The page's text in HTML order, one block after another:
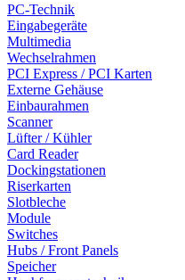
PC-Technik
Eingabegeräte
Multimedia
Wechselrahmen
PCI Express / PCI Karten
Externe Gehäuse
Einbaurahmen
Scanner
Lüfter / Kühler
Card Reader
Dockingstationen
Riserkarten
Slotbleche
Module
Switches
Hubs / Front Panels
Speicher